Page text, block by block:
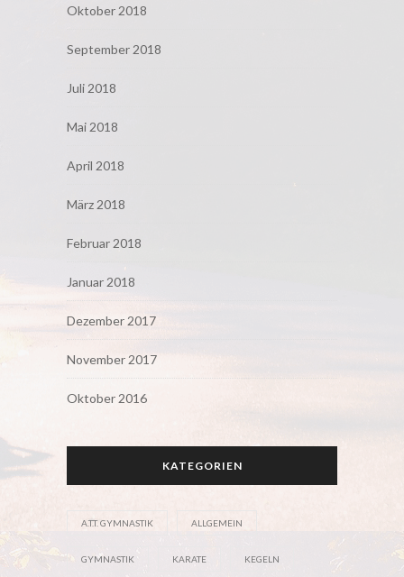
Oktober 2018
September 2018
Juli 2018
Mai 2018
April 2018
März 2018
Februar 2018
Januar 2018
Dezember 2017
November 2017
Oktober 2016
KATEGORIEN
A.T.T. GYMNASTIK ALLGEMEIN
GYMNASTIK KARATE KEGELN